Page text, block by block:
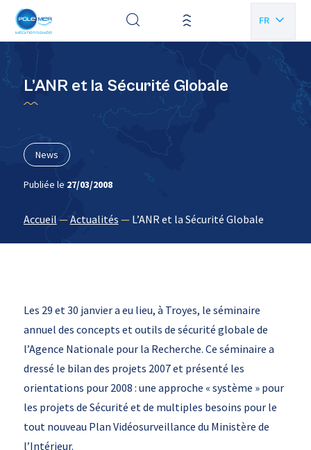
FR
EN
L’ANR et la Sécurité Globale
News
Publiée le 27/03/2008
Accueil —Actualités — L’ANR et la Sécurité Globale
Les 29 et 30 janvier a eu lieu, à Troyes, le séminaire
annuel des concepts et outils de sécurité globale de
l’Agence Nationale pour la Recherche. Ce séminaire a
dressé le bilan des projets 2007 et présenté les
orientations pour 2008 : une approche « système » pour
les projets de Sécurité et de multiples besoins pour le
tout nouveau Plan Vidéosurveillance du Ministère de
l’Intérieur.
Panneau de gestion des cookies